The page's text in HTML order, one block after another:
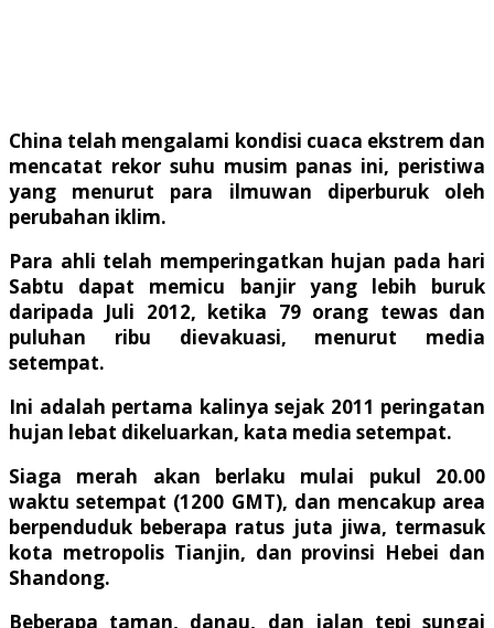
China telah mengalami kondisi cuaca ekstrem dan
mencatat rekor suhu musim panas ini, peristiwa
yang menurut para ilmuwan diperburuk oleh
perubahan iklim.
Para ahli telah memperingatkan hujan pada hari
Sabtu dapat memicu banjir yang lebih buruk
daripada Juli 2012, ketika 79 orang tewas dan
puluhan ribu dievakuasi, menurut media
setempat.
Ini adalah pertama kalinya sejak 2011 peringatan
hujan lebat dikeluarkan, kata media setempat.
Siaga merah akan berlaku mulai pukul 20.00
waktu setempat (1200 GMT), dan mencakup area
berpenduduk beberapa ratus juta jiwa, termasuk
kota metropolis Tianjin, dan provinsi Hebei dan
Shandong.
Beberapa taman, danau, dan jalan tepi sungai